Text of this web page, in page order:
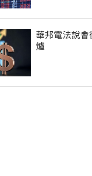
華邦電法說
爐